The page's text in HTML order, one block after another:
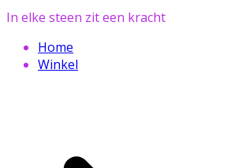
In elke steen zit een kracht
Home
Winkel